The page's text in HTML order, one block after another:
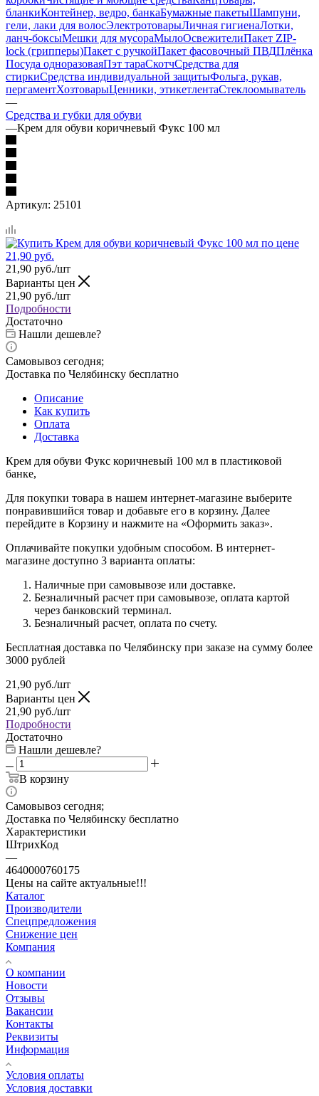
бланкиКонтейнер, ведро, банкаБумажные пакетыШампуни,
гели, лаки для волосЭлектротоварыЛичная гигиенаЛотки,
ланч-боксыМешки для мусораМылоОсвежителиПакет ZIP-
lock (грипперы)Пакет с ручкойПакет фасовочный ПВДПлёнка
Посуда одноразоваяПэт тараСкотчСредства для
стиркиСредства индивидуальной защитыФольга, рукав,
пергаментХозтоварыЦенники, этикетлентаСтеклоомыватель
—
Средства и губки для обуви
—Крем для обуви коричневый Фукс 100 мл
Артикул: 25101
21,90 руб./шт
Варианты цен
21,90 руб./шт
Подробности
Достаточно
Нашли дешевле?
Самовывоз сегодня;
Доставка по Челябинску бесплатно
Описание
Как купить
Оплата
Доставка
Крем для обуви Фукс коричневый 100 мл в пластиковой
банке,
Для покупки товара в нашем интернет-магазине выберите
понравившийся товар и добавьте его в корзину. Далее
перейдите в Корзину и нажмите на «Оформить заказ».
Оплачивайте покупки удобным способом. В интернет-
магазине доступно 3 варианта оплаты:
Наличные при самовывозе или доставке.
Безналичный расчет при самовывозе, оплата картой
через банковский терминал.
Безналичный расчет, оплата по счету.
Бесплатная доставка по Челябинску при заказе на сумму более
3000 рублей
21,90 руб./шт
Варианты цен
21,90 руб./шт
Подробности
Достаточно
Нашли дешевле?
В корзину
Самовывоз сегодня;
Доставка по Челябинску бесплатно
Характеристики
ШтрихКод
—
4640000760175
Цены на сайте актуальные!!!
Каталог
Производители
Спецпредложения
Снижение цен
Компания
О компании
Новости
Отзывы
Вакансии
Контакты
Реквизиты
Информация
Условия оплаты
Условия доставки